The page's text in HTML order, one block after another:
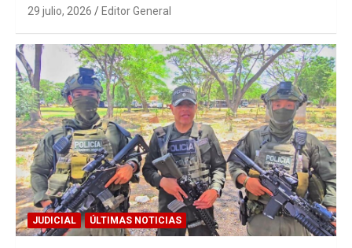
29 julio, 2026 Editor General
JUDICIAL ÚLTIMAS NOTICIAS